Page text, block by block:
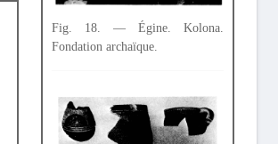
Fig. 18. — Égine. Kolona.
Fondation archaïque.